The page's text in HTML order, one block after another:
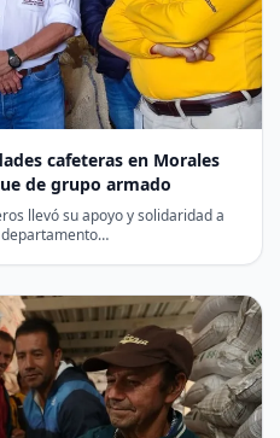
cafeteras en Morales
de grupo armado
llevó su apoyo y solidaridad a
departamento…